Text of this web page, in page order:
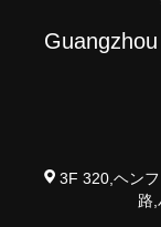
3F 320,ヘン
路